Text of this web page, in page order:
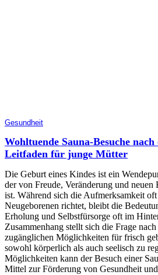
Gesundheit
Wohltuende Sauna-Besuche
Leitfaden für junge Mütter
Die Geburt eines Kindes ist ein
der von Freude, Veränderung und neuen
ist. Während sich die Aufmerksamkeit
Neugeborenen richtet, bleibt die
Erholung und Selbstfürsorge oft im
Zusammenhang stellt sich die Frage
zugänglichen Möglichkeiten für frisch
sowohl körperlich als auch seelisch zu
Möglichkeiten kann der Besuch einer
Mittel zur Förderung von Gesundheit